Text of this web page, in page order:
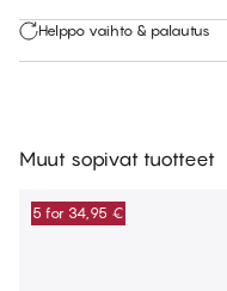
Helppo vaihto & palautus
Muut sopivat tuotteet
5 for 34,95 €